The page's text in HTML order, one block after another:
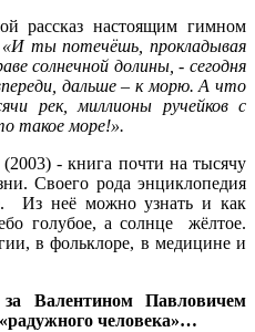
рассказ настоящим гимном
«И ты потечёшь, прокладывая
солнечной долины, - сегодня
дальше – к морю. А что
рек, миллионы ручейков с
такое море!».
(2003) - книга почти на тысячу
Своего рода энциклопедия
Из неё можно узнать и как
голубое, а солнце жёлтое.
в фольклоре, в медицине и
Валентином Павловичем
человека»…